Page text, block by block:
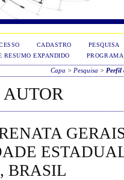
CADASTRO
PESQUISA
RESUMO EXPANDIDO
PROGRAMA
Capa > Pesquisa > Perfil
AUTOR
BRASIL